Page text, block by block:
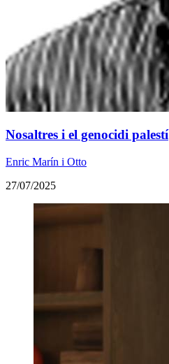
Nosaltres i el genocidi palestí
Enric Marín i Otto
27/07/2025